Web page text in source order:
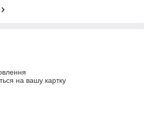
на вашу картку